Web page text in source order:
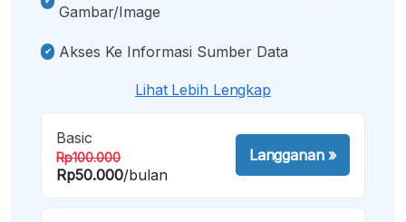
Gambar/image
Akses Ke Informasi Sumber Data
Lihat Lebih Lengkap
Basic
Rp100.000
Rp50.000/bulan
Langganan»